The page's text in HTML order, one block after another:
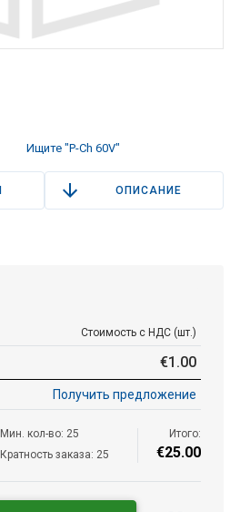
Ищите "P-Ch 60V"
ОПИСАНИЕ
Стоимость с НДС (шт.)
€1 .00
Получить предложение
Мин. кол-во: 25
Кратность заказа: 25
Итого:
€25.00